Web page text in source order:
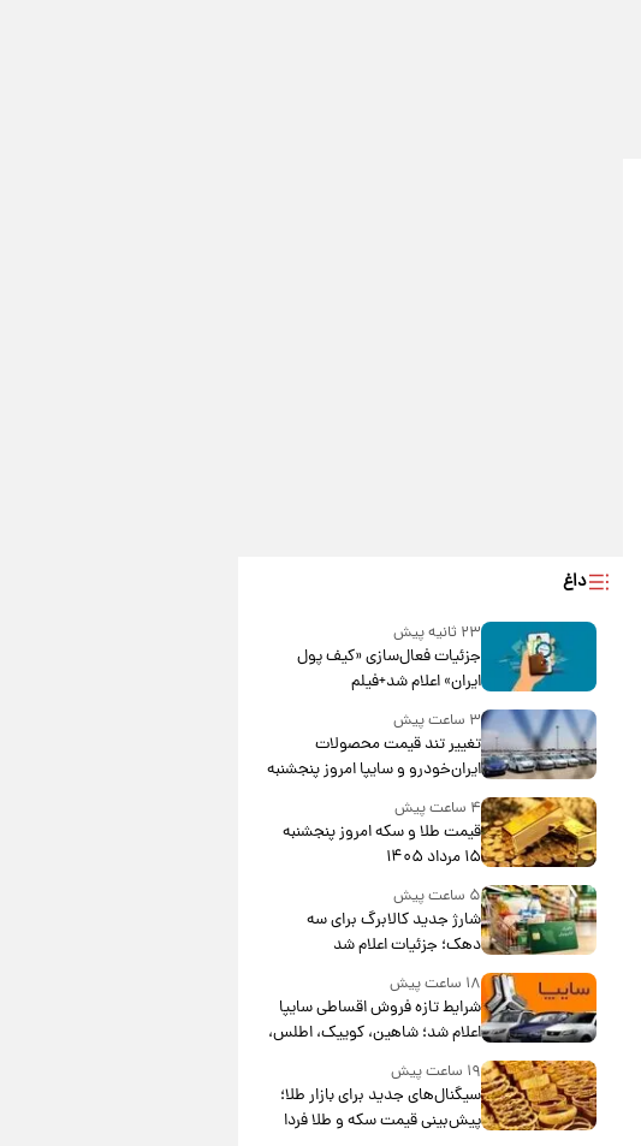
داغ
۲۳ ثانیه پیش
جزئیات فعال‌سازی «کیف پول
ایران» اعلام شد+فیلم
۳ ساعت پیش
تغییر تند قیمت محصولات
ایران‌خودرو و سایپا امروز پنجشنبه
۱۵ مرداد ۱۴۰۵ +جدول
۴ ساعت پیش
قیمت طلا و سکه امروز پنجشنبه
۱۵ مرداد ۱۴۰۵
۵ ساعت پیش
شارژ جدید کالابرگ برای سه
دهک؛ جزئیات اعلام شد
۱۸ ساعت پیش
شرایط تازه فروش اقساطی سایپا
اعلام شد؛ شاهین، کوییک، اطلس،
سهند و ساینا با اقساط بلندمدت +
جدول
۱۹ ساعت پیش
سیگنال‌های جدید برای بازار طلا؛
پیش‌بینی قیمت سکه و طلا فردا